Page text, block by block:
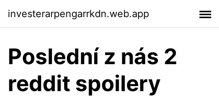
investerarpengarrkdn.web.app
Poslední z nás 2
reddit spoilery